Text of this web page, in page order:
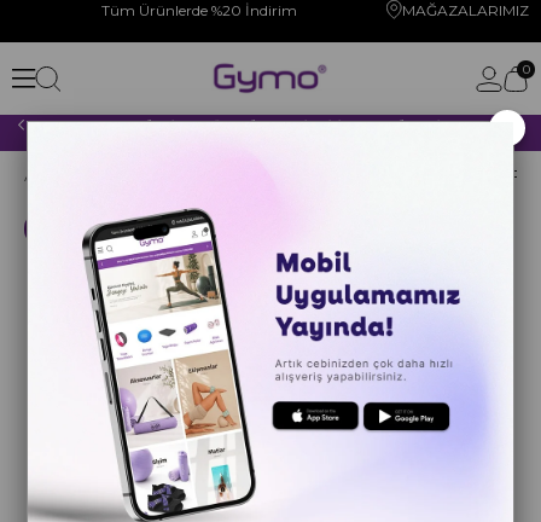
Tüm Ürünlerde %20 İndirim MAĞAZALARIMIZ
0
2000 TL VE ÜZERİ YAPACAĞINIZ TÜM ALIŞVERİŞLERİNİZDE KARGO ÜCRETSİZ!
Anasayfa
Kargo Bedava